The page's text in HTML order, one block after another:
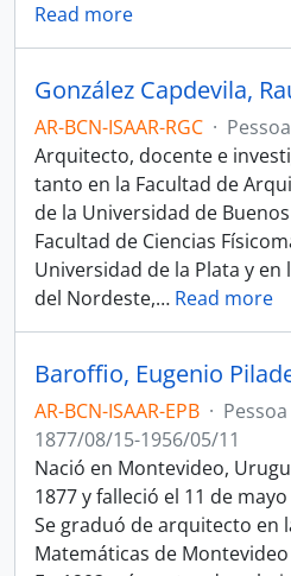
Read more
González Capdevila,
AR-BCN-ISAAR-RGC ·
Arquitecto, docente e
tanto en la Facultad de
de la Universidad de
Facultad de Ciencias
Universidad de la Plata y
del Nordeste,… Read more
Baroffio, Eugenio
AR-BCN-ISAAR-EPB ·
1877/08/15-1956/05/11
Nació en Montevideo,
1877 y falleció el 11 de
Se graduó de arquitecto en
Matemáticas de Montevideo